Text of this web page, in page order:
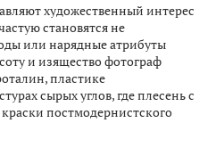
художественный интерес
становятся не
или нарядные атрибуты
и изящество фотограф
пластике
сырых углов, где плесень с
постмодернистского